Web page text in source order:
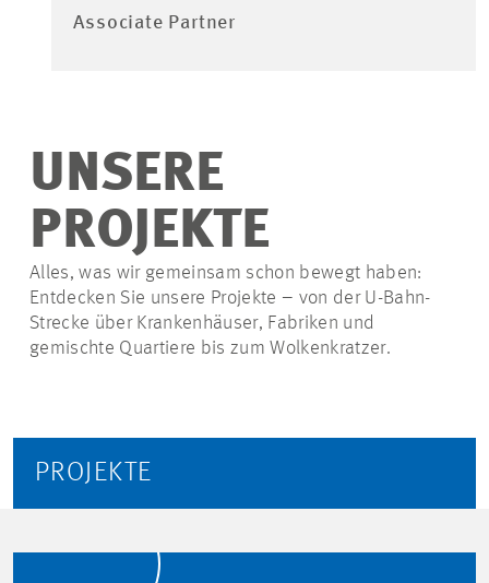
Associate Partner
UNSERE
PROJEKTE
Alles, was wir gemeinsam schon bewegt haben:
Entdecken Sie unsere Projekte – von der U-Bahn-
Strecke über Krankenhäuser, Fabriken und
gemischte Quartiere bis zum Wolkenkratzer.
PROJEKTE